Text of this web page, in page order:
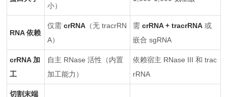
小）
RNA 依赖
仅需crRNA （无 tracrRN
A）
需crRNA + tracrRNA 或
嵌合 sgRNA
crRNA 加
工
自主 RNase 活性（内置
加工能力）
依赖宿主 RNase III 和 trac
rRNA
切割末端